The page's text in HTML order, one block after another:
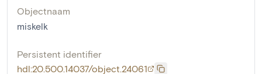
Objectnaam
miskelk
Persistent identifier
hdl:20.500.14037/object.24061